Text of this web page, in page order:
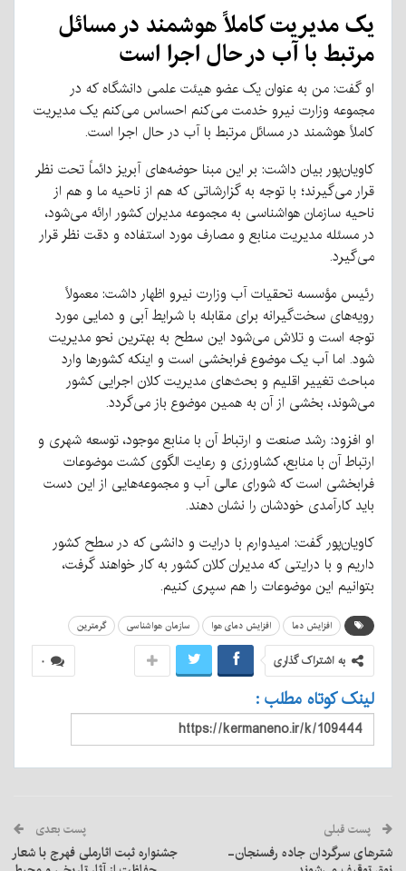
یک مدیریت کاملاً هوشمند در مسائل
مرتبط با آب در حال اجرا است
او گفت: من به عنوان یک عضو هیئت علمی دانشگاه که در
مجموعه وزارت نیرو خدمت می‌کنم احساس می‌کنم یک مدیریت
کاملاً هوشمند در مسائل مرتبط با آب در حال اجرا است.
کاویان‌پور بیان داشت: بر این مبنا حوضه‌های آبریز دائماً تحت نظر
قرار می‌گیرند؛ با توجه به گزارشاتی که هم از ناحیه ما و هم از
ناحیه سازمان هواشناسی به مجموعه مدیران کشور ارائه می‌شود،
در مسئله مدیریت منابع و مصارف مورد استفاده و دقت نظر قرار
می‌گیرد.
رئیس مؤسسه تحقیات آب وزارت نیرو اظهار داشت: معمولاً
رویه‌های سخت‌گیرانه برای مقابله با شرایط آبی و دمایی مورد
توجه است و تلاش می‌شود این سطح به بهترین نحو مدیریت
شود. اما آب یک موضوع فرابخشی است و اینکه کشورها وارد
مباحث تغییر اقلیم و بحث‌های مدیریت کلان اجرایی کشور
می‌شوند، بخشی از آن به همین موضوع باز می‌گردد.
او افزود: رشد صنعت و ارتباط آن با منابع موجود، توسعه شهری و
ارتباط آن با منابع، کشاورزی و رعایت الگوی کشت موضوعات
فرابخشی است که شورای عالی آب و مجموعه‌هایی از این دست
باید کارآمدی خودشان را نشان دهند.
کاویان‌پور گفت: امیدوارم با درایت و دانشی که در سطح کشور
داریم و با درایتی که مدیران کلان کشور به کار خواهند گرفت،
بتوانیم این موضوعات را هم سپری کنیم.
افزایش دما افزایش دمای هوا سازمان هواشناسی گرمترین
۰ به اشتراک گذاری
لینک کوتاه مطلب :
پست قبلی
شترهای سرگردان جاده رفسنجان-
پست بعدی
جشنواره ثبت اثارملی فهرج با شعار